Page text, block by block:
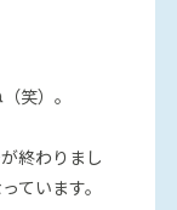
笑）。
終わりまし
ています。